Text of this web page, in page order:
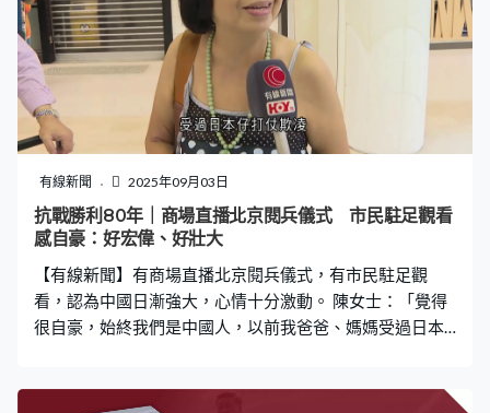
到場的退伍軍人稱想起昔日抗戰的片段。退伍軍人鄧景
智：「7歲被游擊隊帶去小鬼隊，學習如何偷襲日軍。當時
很辛苦，國家窮，自己又窮。（國家）強大了，每件事情
都進步了。」 有中學生首次出席儀式。中學生Azan：「其
實今次是我第一次出席這樣的紀念儀式，所以我感到很興
奮。在中國歷史科會提到抗戰勝利日，所以我都有少許認
識。」高卓凡：「我知道當時有很多人犧牲，因為大家合
作，為了我們的國家犧牲。對我來說很感人，因為真的很
辛苦。」 梁振英、多名前行政長官以及行會成員、立法會
朽」。 大會堂紀念花園是為了紀念二
有線新聞 2025年09月03日
抗戰勝利80年｜商場直播北京閱兵儀式 市民駐足觀看
感自豪：好宏偉、好壯大
【有線新聞】有商場直播北京閱兵儀式，有市民駐足觀
看，認為中國日漸強大，心情十分激動。 陳女士：「覺得
很自豪，始終我們是中國人，以前我爸爸、媽媽受過日本
們。」 陳先生：「希望有機會與下一代講解，因為孫子現